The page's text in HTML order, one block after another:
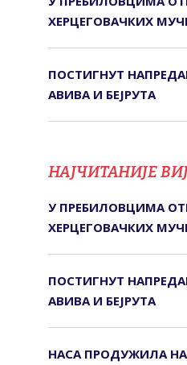
ХЕРЦЕГОВАЧКИХ
ПОСТИГНУТ
АВИВА И БЕЈРУТА
НАЈЧИТАНИЈЕ
У ПРЕБИЛОВЦИМА
ХЕРЦЕГОВАЧКИХ
ПОСТИГНУТ
АВИВА И БЕЈРУТА
НАСА ПРОДУЖИЛА